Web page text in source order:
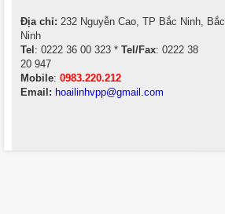
Địa chỉ: 232 Nguyễn Cao, TP Bắc Ninh, Bắc
Ninh
Tel : 0222 36 00 323 * Tel/Fax: 0222 38
20 947
Mobile: 0983.220.212
Email: hoailinhvpp@gmail.com